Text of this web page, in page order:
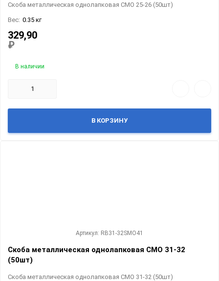
Скоба металлическая однолапковая СМО 25-26 (50шт)
Вес: 0.35 кг
329,90
₽
В наличии
В КОРЗИНУ
Артикул: RB31-32SMO41
Скоба металлическая однолапковая СМО 31-32
(50шт)
Скоба металлическая однолапковая СМО 31-32 (50шт)